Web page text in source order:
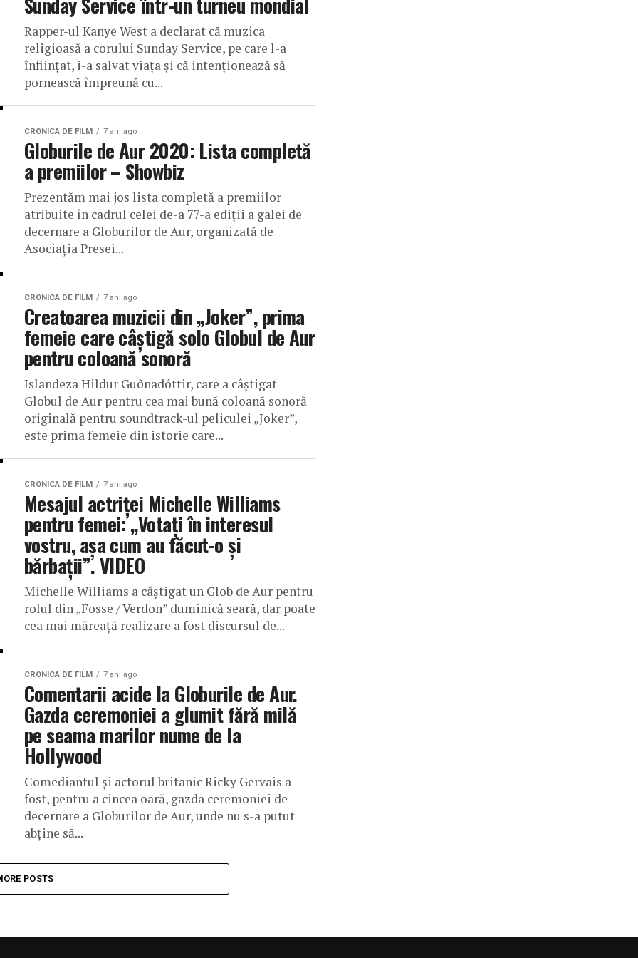
Rapper-ul Kanye West a declarat că muzica
religioasă a corului Sunday Service, pe care l-a
înfiinţat, i-a salvat viaţa şi că intenţionează să
pornească împreună cu...
CRONICA DE FILM 7 ani ago
Globurile de Aur 2020: Lista completă
a premiilor – Showbiz
Prezentăm mai jos lista completă a premiilor
atribuite în cadrul celei de-a 77-a ediţii a galei de
decernare a Globurilor de Aur, organizată de
Asociaţia Presei...
CRONICA DE FILM 7 ani ago
Creatoarea muzicii din „Joker”, prima
femeie care câştigă solo Globul de Aur
pentru coloană sonoră
Islandeza Hildur Guðnadóttir, care a câştigat
Globul de Aur pentru cea mai bună coloană sonoră
originală pentru soundtrack-ul peliculei „Joker”,
este prima femeie din istorie care...
CRONICA DE FILM 7 ani ago
Mesajul actriţei Michelle Williams
pentru femei: „Votaţi în interesul
vostru, aşa cum au făcut-o şi
bărbaţii”. VIDEO
Michelle Williams a câştigat un Glob de Aur pentru
rolul din „Fosse / Verdon” duminică seară, dar poate
cea mai măreaţă realizare a fost discursul de...
CRONICA DE FILM 7 ani ago
Comentarii acide la Globurile de Aur.
Gazda ceremoniei a glumit fără milă
pe seama marilor nume de la
Hollywood
Comediantul şi actorul britanic Ricky Gervais a
fost, pentru a cincea oară, gazda ceremoniei de
decernare a Globurilor de Aur, unde nu s-a putut
abţine să...
POSTS